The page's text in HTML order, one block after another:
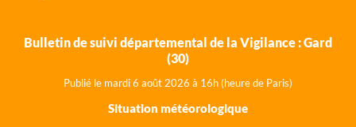
Bulletin de suivi départemental de la Vigilance : Gard
(30)
Publié le mardi 6 août 2026 à 16h (heure de Paris)
Situation météorologique